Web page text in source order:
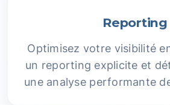
Reporting
Optimisez votre visibilité
un reporting explicite et
une analyse performante